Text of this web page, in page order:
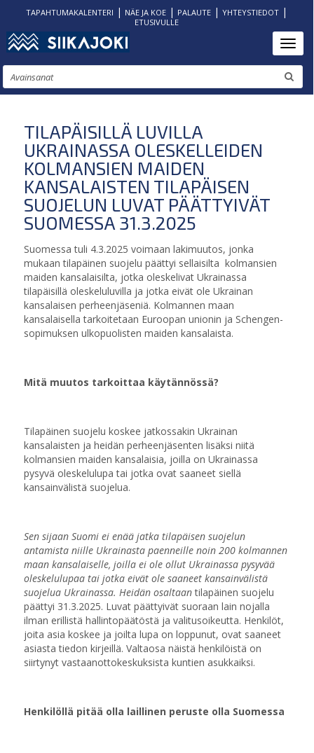
Hyppää
pääsisältöön
TAPAHTUMAKALENTERI | NÄE JA KOE| PALAUTE| YHTEYSTIEDOT|
ETUSIVULLE
Etsi
TILAPÄISILLÄ LUVILLA
UKRAINASSA OLESKELLEIDEN
KOLMANSIEN MAIDEN
KANSALAISTEN TILAPÄISEN
SUOJELUN LUVAT PÄÄTTYIVÄT
SUOMESSA 31.3.2025
Suomessa tuli 4.3.2025 voimaan lakimuutos, jonka
mukaan tilapäinen suojelu päättyi sellaisilta kolmansien
maiden kansalaisilta, jotka oleskelivat Ukrainassa
tilapäisillä oleskeluluvilla ja jotka eivät ole Ukrainan
kansalaisen perheenjäseniä. Kolmannen maan
kansalaisella tarkoitetaan Euroopan unionin ja Schengen-
sopimuksen ulkopuolisten maiden kansalaista.
Mitä muutos tarkoittaa käytännössä?
Tilapäinen suojelu koskee jatkossakin Ukrainan
kansalaisten ja heidän perheenjäsenten lisäksi niitä
kolmansien maiden kansalaisia, joilla on Ukrainassa
pysyvä oleskelulupa tai jotka ovat saaneet siellä
kansainvälistä suojelua.
Sen sijaan Suomi ei enää jatka tilapäisen suojelun
antamista niille Ukrainasta paenneille noin 200 kolmannen
maan kansalaiselle, joilla ei ole ollut Ukrainassa pysyvää
oleskelulupaa tai jotka eivät ole saaneet kansainvälistä
suojelua Ukrainassa. Heidän osaltaantilapäinen suojelu
päättyi 31.3.2025. Luvat päättyivät suoraan lain nojalla
ilman erillistä hallintopäätöstä ja valitusoikeutta. Henkilöt,
joita asia koskee ja joilta lupa on loppunut, ovat saaneet
asiasta tiedon kirjeillä. Valtaosa näistä henkilöistä on
siirtynyt vastaanottokeskuksista kuntien asukkaiksi.
Henkilöllä pitää olla laillinen peruste olla Suomessa